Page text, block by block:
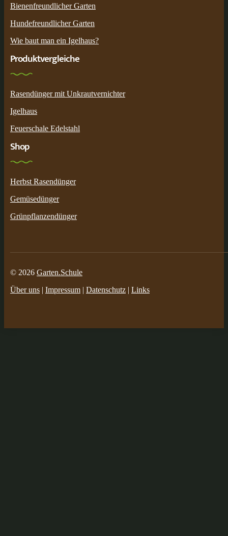
Bienenfreundlicher Garten
Hundefreundlicher Garten
Wie baut man ein Igelhaus?
Produktvergleiche
Rasendünger mit Unkrautvernichter
Igelhaus
Feuerschale Edelstahl
Shop
Herbst Rasendünger
Gemüsedünger
Grünpflanzendünger
© 2026 Garten.Schule
Über uns | Impressum | Datenschutz | Links